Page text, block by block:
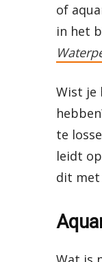
of
in het
Wist je
te
leidt
dit met